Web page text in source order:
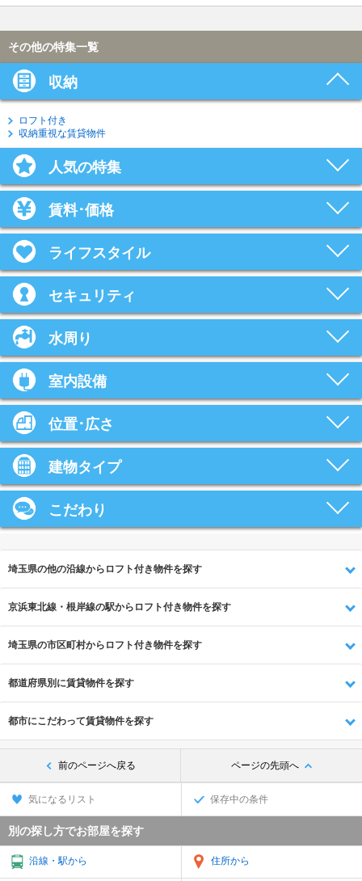
その他の特集一覧
収納
ロフト付き
収納重視な賃貸物件
人気の特集
賃料･価格
ライフスタイル
セキュリティ
水周り
室内設備
位置･広さ
建物タイプ
こだわり
埼玉県の他の沿線からロフト付き物件を探す
京浜東北線・根岸線の駅からロフト付き物件を探す
埼玉県の市区町村からロフト付き物件を探す
都道府県別に賃貸物件を探す
都市にこだわって賃貸物件を探す
前のページへ戻る ページの先頭へ
気になるリスト 保存中の条件
別の探し方でお部屋を探す
沿線・駅から 住所から